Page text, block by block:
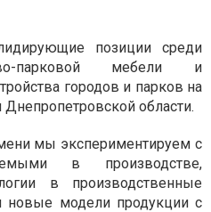
позиции среди
парковой мебели и
городов и парков на
области.
мы экспериментируем с
в производстве,
в производственные
новые модели продукции с